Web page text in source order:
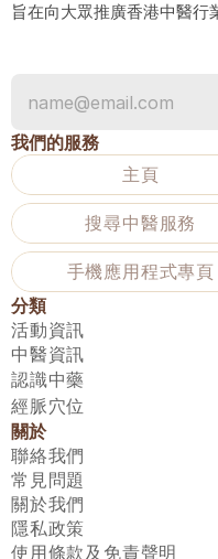
旨在向大眾推廣香港中醫行
我們的服務
主頁
搜尋中醫服務
手機應用程式專頁
分類
活動資訊
中醫資訊
認識中藥
經脈穴位
關於
聯絡我們
常見問題
關於我們
隱私政策
使用條款及免責聲明